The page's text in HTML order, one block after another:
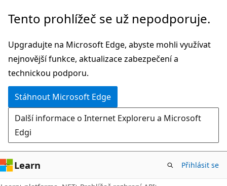
Přeskočit
hlavní
obsah
Přeskočit
navigaci
na
stránce
Tento prohlížeč se už nepodporuje.
Upgradujte na Microsoft Edge, abyste mohli využívat
nejnovější funkce, aktualizace zabezpečení a
technickou podporu.
Stáhnout Microsoft Edge
Další informace o Internet Exploreru a Microsoft
Edgi
Learn Přihlásit se